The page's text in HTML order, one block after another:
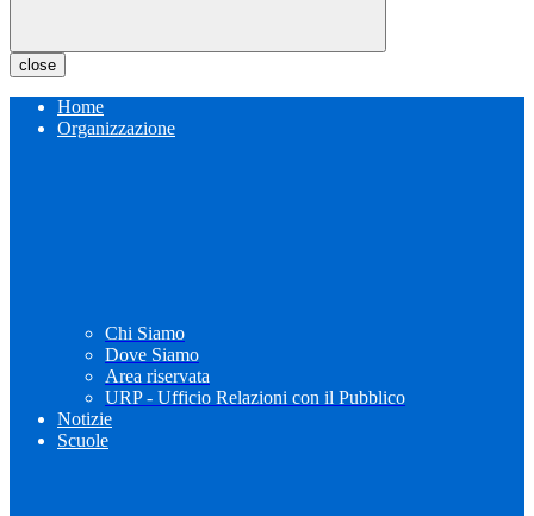
close
Home
Organizzazione
Chi Siamo
Dove Siamo
Area riservata
URP - Ufficio Relazioni con il Pubblico
Notizie
Scuole